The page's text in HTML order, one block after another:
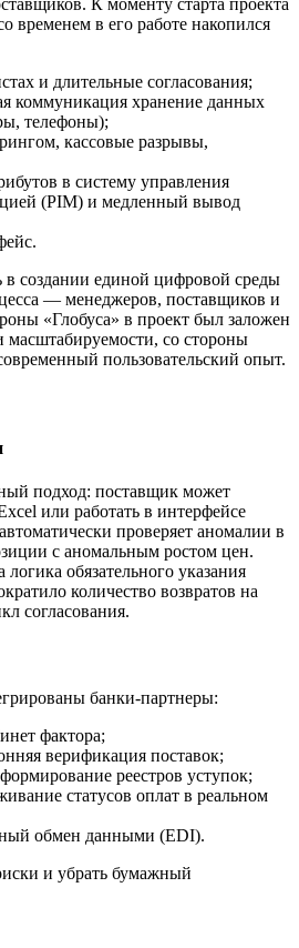
временем в его работе накопился
и длительные согласования;
коммуникация хранение данных
телефоны);
кассовые разрывы,
в систему управления
(PIM) и медленный вывод
в создании единой цифровой среды
— менеджеров, поставщиков и
«Глобуса» в проект был заложен
со стороны
пользовательский опыт.
подход: поставщик может
или работать в интерфейсе
проверяет аномалии в
с аномальным ростом цен.
обязательного указания
количество возвратов на
согласования.
банки-партнеры:
фактора;
верификация поставок;
реестров уступок;
статусов оплат в реальном
обмен данными (EDI).
и убрать бумажный